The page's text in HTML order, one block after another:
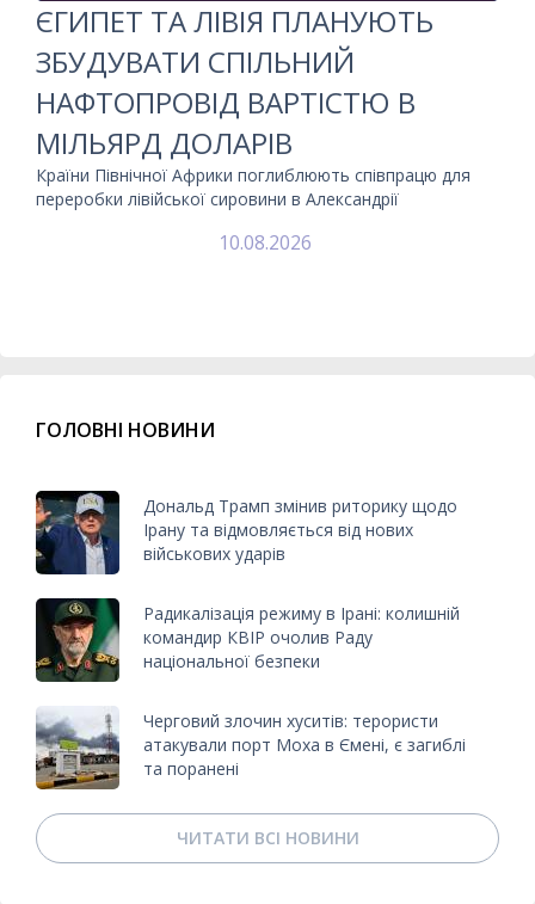
ЄГИПЕТ ТА ЛІВІЯ ПЛАНУЮТЬ
ЗБУДУВАТИ СПІЛЬНИЙ
НАФТОПРОВІД ВАРТІСТЮ В
МІЛЬЯРД ДОЛАРІВ
Країни Північної Африки поглиблюють співпрацю для
переробки лівійської сировини в Александрії
10.08.2026
ГОЛОВНІ НОВИНИ
Дональд Трамп змінив риторику щодо
Ірану та відмовляється від нових
військових ударів
Радикалізація режиму в Ірані: колишній
командир КВІР очолив Раду
національної безпеки
Черговий злочин хуситів: терористи
атакували порт Моха в Ємені, є загиблі
та поранені
ЧИТАТИ ВСІ НОВИНИ